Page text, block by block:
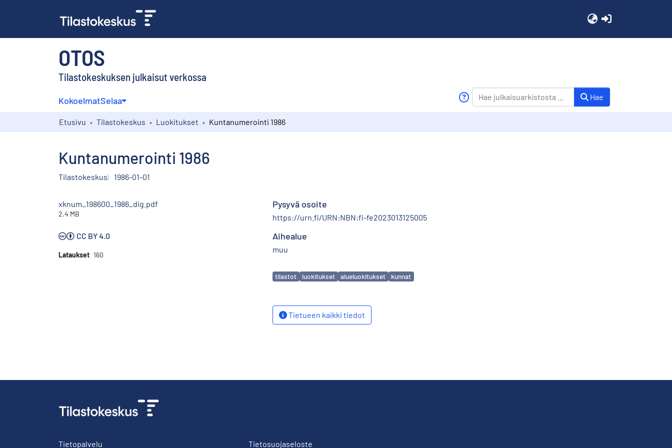
OTOS
Tilastokeskuksen julkaisut verkossa
KokoelmatSelaa Hae
Etusivu Tilastokeskus Luokitukset Kuntanumerointi 1986
Kuntanumerointi 1986
Tilastokeskus 1986-01-01
xknum_198600_1986_dig.pdf
2.4 MB
CC BY 4.0
Lataukset 160
Pysyvä osoite
https://urn.fi/URN:NBN:fi-fe2023013125005
Aihealue
muu
Avainsanat
tilastot luokitukset alueluokitukset kunnat
Tietueen kaikki tiedot
Tietopalvelu Tietosuojaseloste